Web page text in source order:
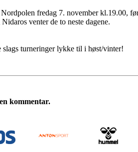
fredag 7. november kl.19.00,
venter de to neste dagene.
slags turneringer lykke til i høst/vinter!
kommentar.